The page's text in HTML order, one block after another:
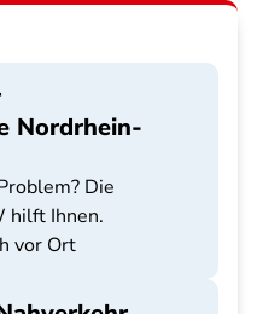
Nordrhein-
Die
hilft Ihnen.
vor Ort